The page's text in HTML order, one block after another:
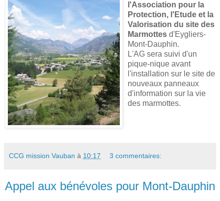
l'Association pour la
Protection, l'Etude et la
Valorisation du site des
Marmottes d'Eygliers-
Mont-Dauphin.
L'AG sera suivi d'un
pique-nique avant
l'installation sur le site de
nouveaux panneaux
d'information sur la vie
des marmottes.
CCG mission Vauban à 10:17 3 commentaires:
Appel aux bénévoles pour Mont-Dauphin